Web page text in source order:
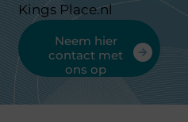
Kings Place.nl
Neem hier
contact met
ons op